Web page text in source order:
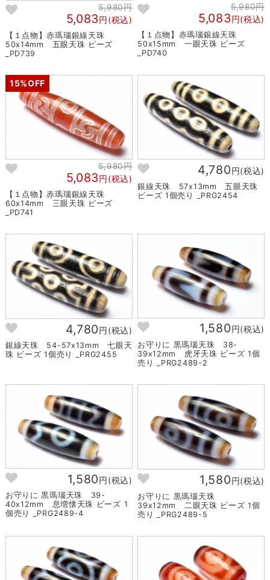
5,980円
5,083円(税込)
【１点物】赤瑪瑙銀線天珠
50x14mm 五眼天珠 ビーズ
_PD739
5,980円
5,083円(税込)
【１点物】赤瑪瑙銀線天珠
50x15mm 一眼天珠 ビーズ
_PD740
15%OFF
5,980円
5,083円(税込)
【１点物】赤瑪瑙銀線天珠
60x14mm 三眼天珠 ビーズ
_PD741
4,780円(税込)
銀線天珠 57x13mm 五眼天珠
ビーズ 1個売り _PRG2454
4,780円(税込)
銀線天珠 54-57x13mm 七眼天
珠 ビーズ 1個売り _PRG2455
1,580円(税込)
お守りに 黒瑪瑙天珠 38-
39x12mm 虎牙天珠 ビーズ 1個
売り _PRG2489-2
1,580円(税込)
お守りに 黒瑪瑙天珠 39-
40x12mm 息増懐天珠 ビーズ 1
個売り _PRG2489-4
1,580円(税込)
お守りに 黒瑪瑙天珠
39x12mm 二眼天珠 ビーズ 1個
売り _PRG2489-5